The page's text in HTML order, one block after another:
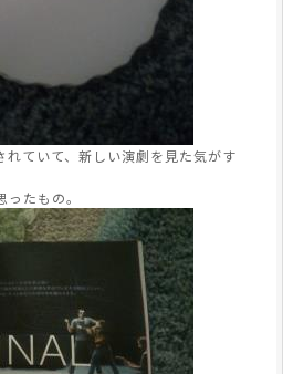
れていて、新しい演劇を見た気がす
たもの。